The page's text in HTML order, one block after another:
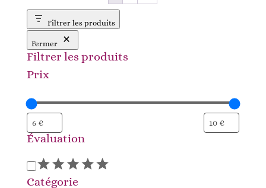
Filtrer les produits
Fermer
Filtrer les produits
Prix
Évaluation
Évaluation
Catégorie